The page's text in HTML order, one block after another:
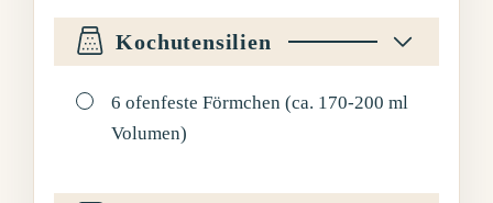
Kochutensilien
▢
6 ofenfeste Förmchen (ca. 170-200 ml
Volumen)